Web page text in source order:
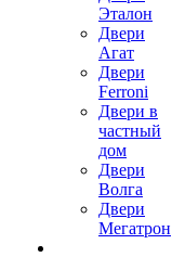
Эталон
Двери
Агат
Двери
Ferroni
Двери в
частный
дом
Двери
Волга
Двери
Мегатрон